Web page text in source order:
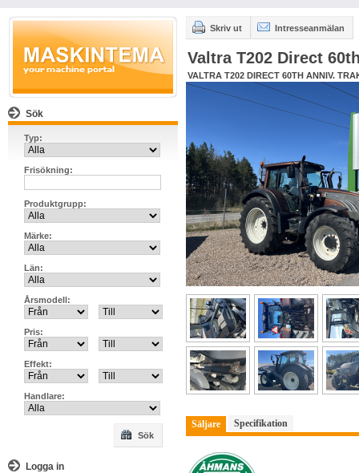
Sök
Typ:
Frisökning:
Produktgrupp:
Märke:
Län:
Årsmodell:
Pris:
Effekt:
Handlare:
Sök
Logga in
Skriv ut Intresseanmälan
Valtra T202 Direct
VALTRA T202 DIRECT 60TH ANNIV.
Säljare Specifikation